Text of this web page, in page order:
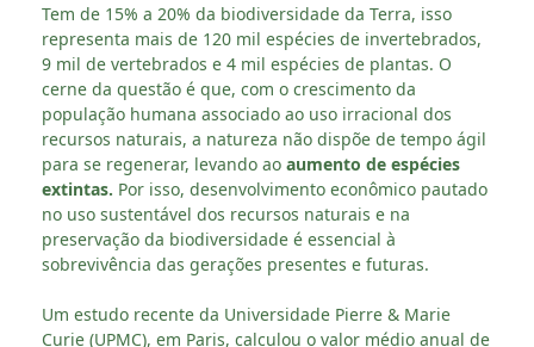
Tem de 15% a 20% da biodiversidade da Terra, isso
representa mais de 120 mil espécies de invertebrados,
9 mil de vertebrados e 4 mil espécies de plantas. O
cerne da questão é que, com o crescimento da
população humana associado ao uso irracional dos
recursos naturais, a natureza não dispõe de tempo ágil
para se regenerar, levando ao aumento de espécies
extintas. Por isso, desenvolvimento econômico pautado
no uso sustentável dos recursos naturais e na
preservação da biodiversidade é essencial à
sobrevivência das gerações presentes e futuras.
Um estudo recente da Universidade Pierre & Marie
Curie (UPMC), em Paris, calculou o valor médio anual de